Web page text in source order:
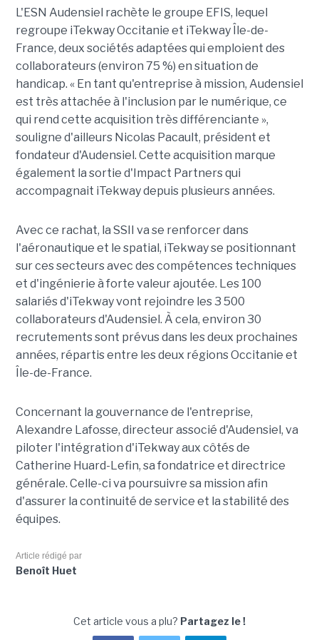
L'ESN Audensiel rachète le groupe EFIS, lequel
regroupe iTekway Occitanie et iTekway Île-de-
France, deux sociétés adaptées qui emploient des
collaborateurs (environ 75 %) en situation de
handicap. « En tant qu'entreprise à mission, Audensiel
est très attachée à l'inclusion par le numérique, ce
qui rend cette acquisition très différenciante »,
souligne d'ailleurs Nicolas Pacault, président et
fondateur d'Audensiel. Cette acquisition marque
également la sortie d'Impact Partners qui
accompagnait iTekway depuis plusieurs années.
Avec ce rachat, la SSII va se renforcer dans
l'aéronautique et le spatial, iTekway se positionnant
sur ces secteurs avec des compétences techniques
et d'ingénierie à forte valeur ajoutée. Les 100
salariés d'iTekway vont rejoindre les 3 500
collaborateurs d'Audensiel. À cela, environ 30
recrutements sont prévus dans les deux prochaines
années, répartis entre les deux régions Occitanie et
Île-de-France.
Concernant la gouvernance de l'entreprise,
Alexandre Lafosse, directeur associé d'Audensiel, va
piloter l'intégration d'iTekway aux côtés de
Catherine Huard-Lefin, sa fondatrice et directrice
générale. Celle-ci va poursuivre sa mission afin
d'assurer la continuité de service et la stabilité des
équipes.
Article rédigé par
Benoît Huet
Cet article vous a plu? Partagez le !